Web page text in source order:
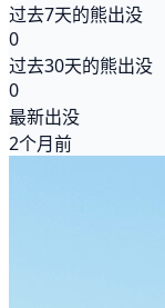
过去7天的熊出没
0
过去30天的熊出没
0
最新出没
2个月前